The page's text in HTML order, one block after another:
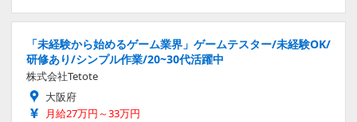
「未経験から始めるゲーム業界」ゲームテスター/未経験OK/
研修あり/シンプル作業/20~30代活躍中
株式会社Tetote
大阪府
月給27万円～33万円